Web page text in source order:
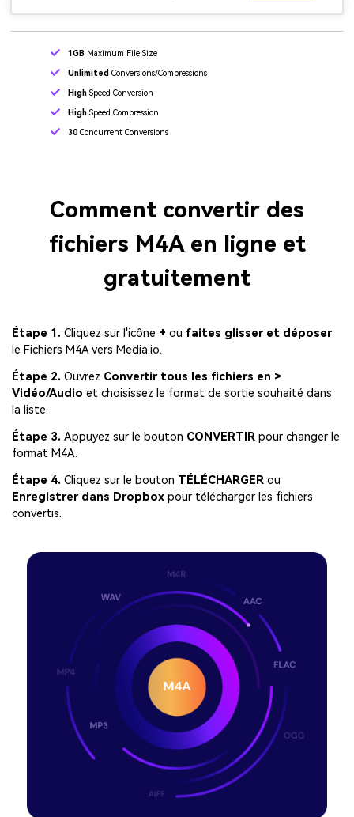
1GB Maximum File Size
Unlimited Conversions/Compressions
High Speed Conversion
High Speed Compression
30 Concurrent Conversions
Comment convertir des
fichiers M4A en ligne et
gratuitement
Étape 1. Cliquez sur l'icône + ou faites glisser et déposer
le Fichiers M4A vers Media.io.
Étape 2. Ouvrez Convertir tous les fichiers en >
Vidéo/Audio et choisissez le format de sortie souhaité dans
la liste.
Étape 3. Appuyez sur le bouton CONVERTIR pour changer le
format M4A.
Étape 4. Cliquez sur le bouton TÉLÉCHARGER ou
Enregistrer dans Dropbox pour télécharger les fichiers
convertis.